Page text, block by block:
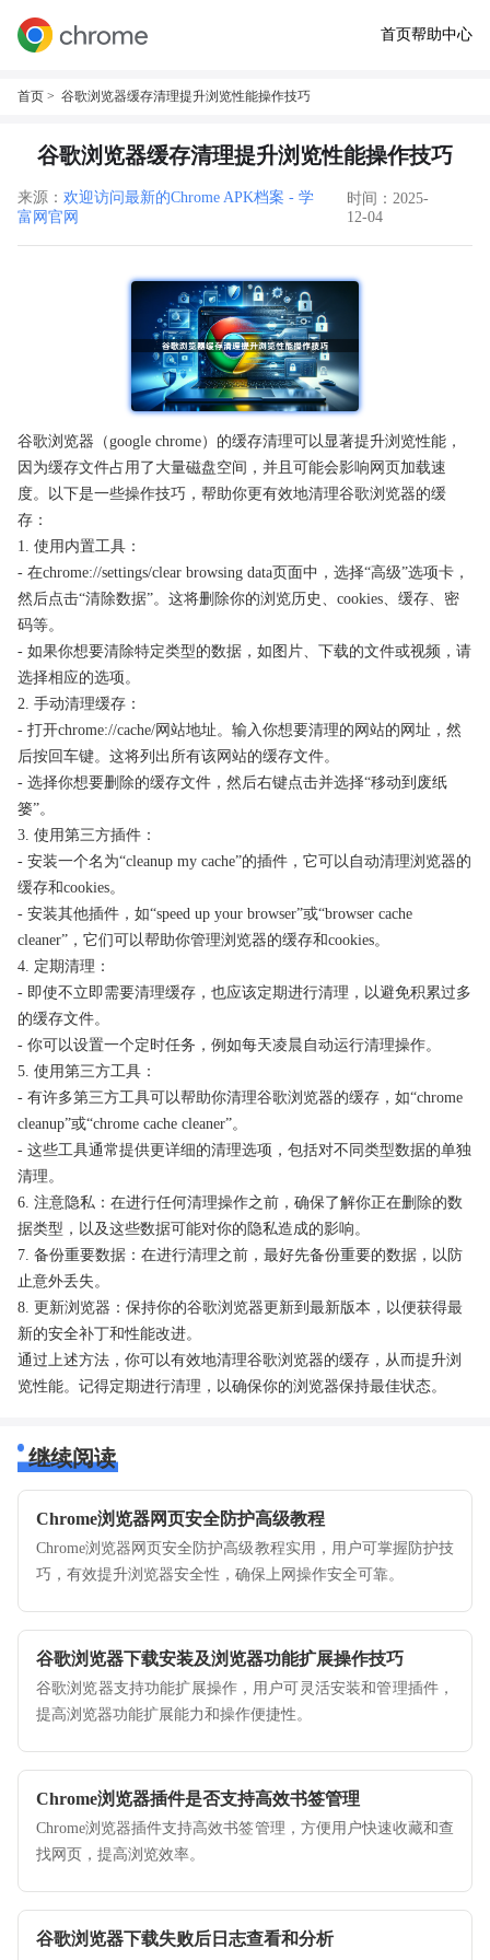
首页帮助中心
首页 > 谷歌浏览器缓存清理提升浏览性能操作技巧
谷歌浏览器缓存清理提升浏览性能操作技巧
来源： 欢迎访问最新的Chrome APK档案 - 学
富网官网
时间：2025-
12-04
谷歌浏览器（google chrome）的缓存清理可以显著提升浏览性能，
因为缓存文件占用了大量磁盘空间，并且可能会影响网页加载速
度。以下是一些操作技巧，帮助你更有效地清理谷歌浏览器的缓
存：
1. 使用内置工具：
- 在chrome://settings/clear browsing data页面中，选择“高级”选项卡，
然后点击“清除数据”。这将删除你的浏览历史、cookies、缓存、密
码等。
- 如果你想要清除特定类型的数据，如图片、下载的文件或视频，请
选择相应的选项。
2. 手动清理缓存：
- 打开chrome://cache/网站地址。输入你想要清理的网站的网址，然
后按回车键。这将列出所有该网站的缓存文件。
- 选择你想要删除的缓存文件，然后右键点击并选择“移动到废纸
篓”。
3. 使用第三方插件：
- 安装一个名为“cleanup my cache”的插件，它可以自动清理浏览器的
缓存和cookies。
- 安装其他插件，如“speed up your browser”或“browser cache
cleaner”，它们可以帮助你管理浏览器的缓存和cookies。
4. 定期清理：
- 即使不立即需要清理缓存，也应该定期进行清理，以避免积累过多
的缓存文件。
- 你可以设置一个定时任务，例如每天凌晨自动运行清理操作。
5. 使用第三方工具：
- 有许多第三方工具可以帮助你清理谷歌浏览器的缓存，如“chrome
cleanup”或“chrome cache cleaner”。
- 这些工具通常提供更详细的清理选项，包括对不同类型数据的单独
清理。
6. 注意隐私：在进行任何清理操作之前，确保了解你正在删除的数
据类型，以及这些数据可能对你的隐私造成的影响。
7. 备份重要数据：在进行清理之前，最好先备份重要的数据，以防
止意外丢失。
8. 更新浏览器：保持你的谷歌浏览器更新到最新版本，以便获得最
新的安全补丁和性能改进。
通过上述方法，你可以有效地清理谷歌浏览器的缓存，从而提升浏
览性能。记得定期进行清理，以确保你的浏览器保持最佳状态。
继续阅读
Chrome浏览器网页安全防护高级教程
Chrome浏览器网页安全防护高级教程实用，用户可掌握防护技
巧，有效提升浏览器安全性，确保上网操作安全可靠。
谷歌浏览器下载安装及浏览器功能扩展操作技巧
谷歌浏览器支持功能扩展操作，用户可灵活安装和管理插件，
提高浏览器功能扩展能力和操作便捷性。
Chrome浏览器插件是否支持高效书签管理
Chrome浏览器插件支持高效书签管理，方便用户快速收藏和查
找网页，提高浏览效率。
谷歌浏览器下载失败后日志查看和分析